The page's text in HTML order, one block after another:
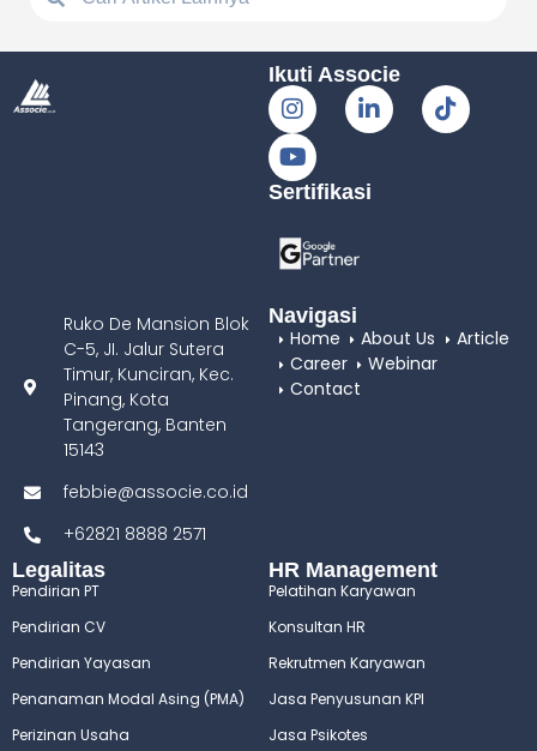
Ruko De Mansion Blok
C-5, JI. Jalur Sutera
Timur, Kunciran, Kec.
Pinang, Kota
Tangerang, Banten
15143
febbie@associe.co.id
+62821 8888 2571
Ikuti Associe
Sertifikasi
Navigasi
Home
About Us
Article
Career
Webinar
Contact
Legalitas
Pendirian PT
Pendirian CV
Pendirian Yayasan
Penanaman Modal Asing (PMA)
Perizinan Usaha
HR Management
Pelatihan Karyawan
Konsultan HR
Rekrutmen Karyawan
Jasa Penyusunan KPI
Jasa Psikotes